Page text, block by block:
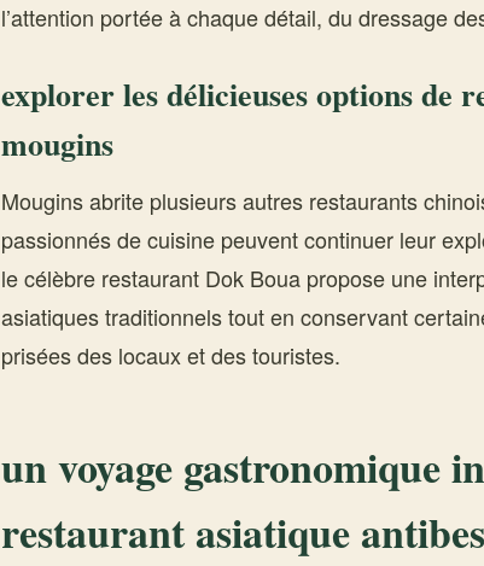
l’attention portée à chaque détail, du dressage
explorer les délicieuses options de
mougins
Mougins abrite plusieurs autres restaurants
passionnés de cuisine peuvent continuer leur
le célèbre restaurant Dok Boua propose une
asiatiques traditionnels tout en conservant
prisées des locaux et des touristes.
un voyage gastronomique
restaurant asiatique antibes